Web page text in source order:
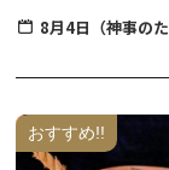
道の駅日光→明静
【よくあるお問い合
関東一円より約
模を誇ります。
開催日 8月4日（神
8月4日（神事の
おすすめ!!